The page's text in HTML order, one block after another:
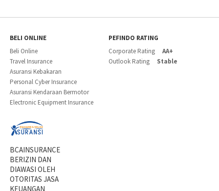
BELI ONLINE
Beli Online
Travel Insurance
Asuransi Kebakaran
Personal Cyber Insurance
Asuransi Kendaraan Bermotor
Electronic Equipment Insurance
PEFINDO RATING
Corporate Rating AA+
Outlook Rating Stable
BCAINSURANCE
BERIZIN DAN
DIAWASI OLEH
OTORITAS JASA
KEUANGAN